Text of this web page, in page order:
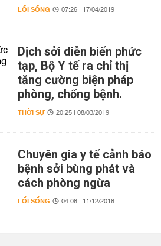
LỐI SỐNG 07:26 | 17/04/2019
Dịch sởi diễn biến phức
tạp, Bộ Y tế ra chỉ thị
tăng cường biện pháp
phòng, chống bệnh.
THỜI SỰ 20:25 | 08/03/2019
Chuyên gia y tế cảnh báo
bệnh sởi bùng phát và
cách phòng ngừa
LỐI SỐNG 04:08 | 11/12/2018